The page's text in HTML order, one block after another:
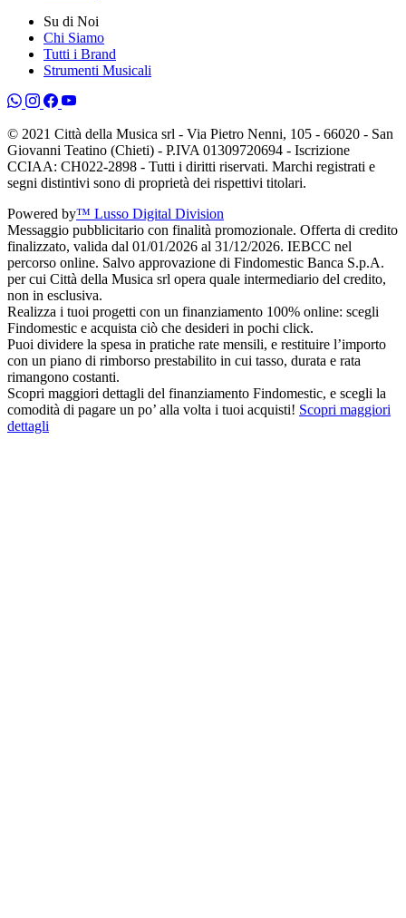
Su di Noi
Chi Siamo
Tutti i Brand
Strumenti Musicali
© 2021 Città della Musica srl - Via Pietro Nenni, 105 - 66020 - San
Giovanni Teatino (Chieti) - P.IVA 01309720694 - Iscrizione
CCIAA: CH022-2898 - Tutti i diritti riservati. Marchi registrati e
segni distintivi sono di proprietà dei rispettivi titolari.
Powered by™ Lusso Digital Division
Messaggio pubblicitario con finalità promozionale. Offerta di credito
finalizzato, valida dal 01/01/2026 al 31/12/2026. IEBCC nel
percorso online. Salvo approvazione di Findomestic Banca S.p.A.
per cui Città della Musica srl opera quale intermediario del credito,
non in esclusiva.
Realizza i tuoi progetti con un finanziamento 100% online: scegli
Findomestic e acquista ciò che desideri in pochi click.
Puoi dividere la spesa in pratiche rate mensili, e restituire l’importo
con un piano di rimborso prestabilito in cui tasso, durata e rata
rimangono costanti.
Scopri maggiori dettagli del finanziamento Findomestic, e scegli la
comodità di pagare un po’ alla volta i tuoi acquisti! Scopri maggiori
dettagli